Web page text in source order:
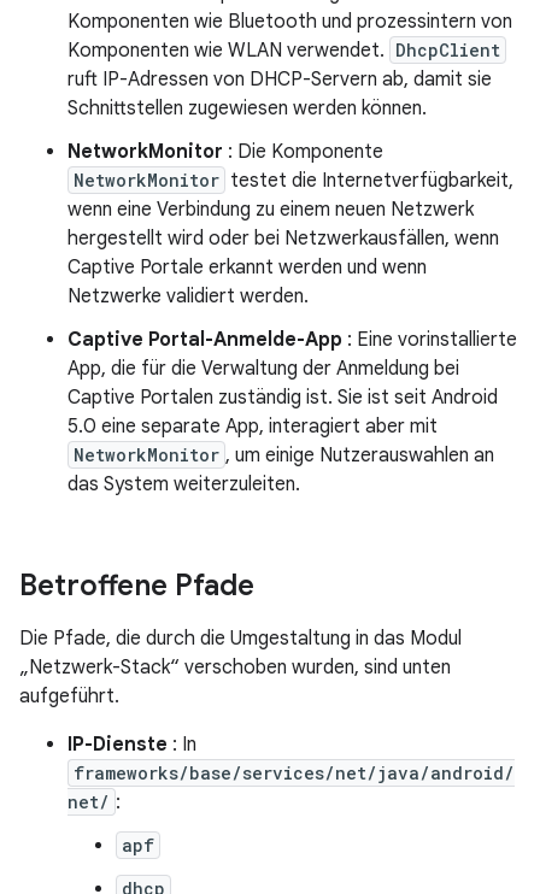
Komponenten wie Bluetooth und prozessintern von
Komponenten wie WLAN verwendet. DhcpClient
ruft IP-Adressen von DHCP-Servern ab, damit sie
Schnittstellen zugewiesen werden können.
NetworkMonitor : Die Komponente
NetworkMonitor testet die Internetverfügbarkeit,
wenn eine Verbindung zu einem neuen Netzwerk
hergestellt wird oder bei Netzwerkausfällen, wenn
Captive Portale erkannt werden und wenn
Netzwerke validiert werden.
Captive Portal-Anmelde-App : Eine vorinstallierte
App, die für die Verwaltung der Anmeldung bei
Captive Portalen zuständig ist. Sie ist seit Android
5.0 eine separate App, interagiert aber mit
NetworkMonitor , um einige Nutzerauswahlen an
das System weiterzuleiten.
Betroffene Pfade
Die Pfade, die durch die Umgestaltung in das Modul
„Netzwerk-Stack“ verschoben wurden, sind unten
aufgeführt.
IP-Dienste : In
frameworks/base/services/net/java/android/
net/ :
apf
dhcp